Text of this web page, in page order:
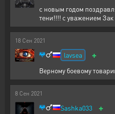
с новым годом
тени!!!! с уважением Зак
18 Сен 2021
lavsea +
Верному боевому
8 Сен 2021
Sashka033 +